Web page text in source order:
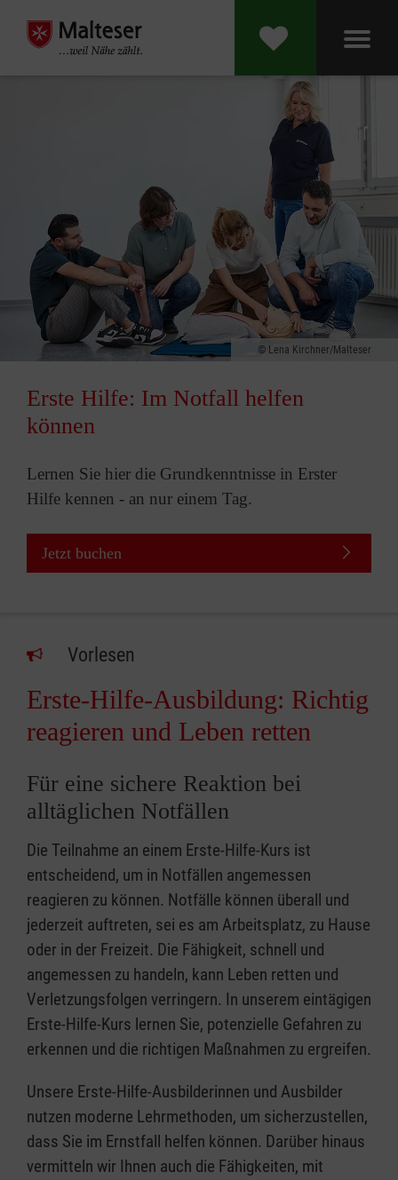
Lena Kirchner/Malteser
Erste Hilfe: Im Notfall helfen
können
Lernen Sie hier die Grundkenntnisse in Erster
Hilfe kennen - an nur einem Tag.
Jetzt buchen
Vorlesen
Erste-Hilfe-Ausbildung: Richtig
reagieren und Leben retten
Für eine sichere Reaktion bei
alltäglichen Notfällen
Die Teilnahme an einem Erste-Hilfe-Kurs ist
entscheidend, um in Notfällen angemessen
reagieren zu können. Notfälle können überall und
jederzeit auftreten, sei es am Arbeitsplatz, zu Hause
oder in der Freizeit. Die Fähigkeit, schnell und
angemessen zu handeln, kann Leben retten und
Verletzungsfolgen verringern. In unserem eintägigen
Erste-Hilfe-Kurs lernen Sie, potenzielle Gefahren zu
erkennen und die richtigen Maßnahmen zu ergreifen.
Unsere Erste-Hilfe-Ausbilderinnen und Ausbilder
nutzen moderne Lehrmethoden, um sicherzustellen,
dass Sie im Ernstfall helfen können. Darüber hinaus
vermitteln wir Ihnen auch die Fähigkeiten, mit